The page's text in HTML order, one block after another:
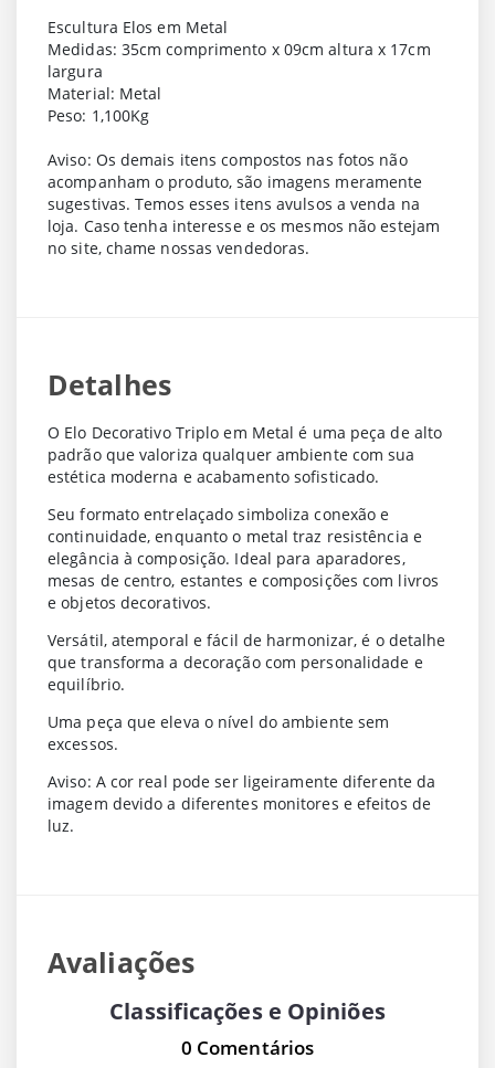
Escultura Elos em Metal
Medidas: 35cm comprimento x 09cm altura x 17cm
largura
Material: Metal
Peso: 1,100Kg
Aviso: Os demais itens compostos nas fotos não
acompanham o produto, são imagens meramente
sugestivas. Temos esses itens avulsos a venda na
loja. Caso tenha interesse e os mesmos não estejam
no site, chame nossas vendedoras.
Detalhes
O Elo Decorativo Triplo em Metal é uma peça de alto
padrão que valoriza qualquer ambiente com sua
estética moderna e acabamento sofisticado.
Seu formato entrelaçado simboliza conexão e
continuidade, enquanto o metal traz resistência e
elegância à composição. Ideal para aparadores,
mesas de centro, estantes e composições com livros
e objetos decorativos.
Versátil, atemporal e fácil de harmonizar, é o detalhe
que transforma a decoração com personalidade e
equilíbrio.
Uma peça que eleva o nível do ambiente sem
excessos.
Aviso: A cor real pode ser ligeiramente diferente da
imagem devido a diferentes monitores e efeitos de
luz.
Avaliações
Classificações e Opiniões
0 Comentários